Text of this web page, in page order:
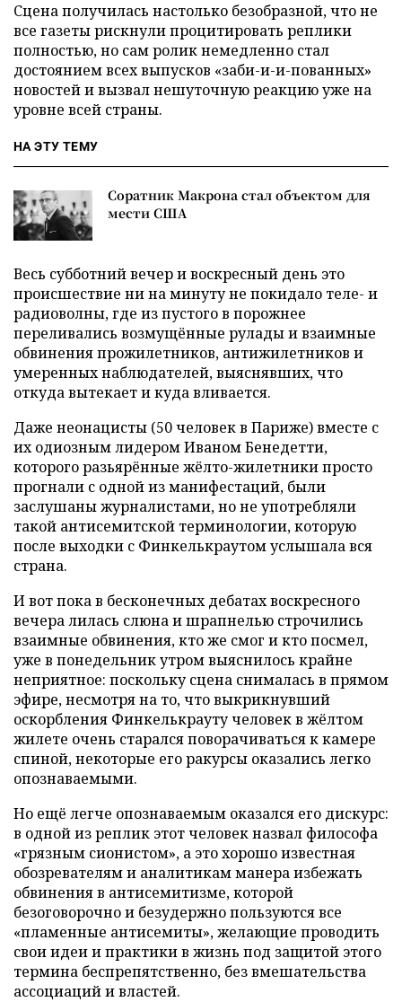
Сцена получилась настолько безобразной, что не
все газеты рискнули процитировать реплики
полностью, но сам ролик немедленно стал
достоянием всех выпусков «заби-и-и-пованных»
новостей и вызвал нешуточную реакцию уже на
уровне всей страны.
НА ЭТУ ТЕМУ
Соратник Макрона стал объектом для
мести США
Весь субботний вечер и воскресный день это
происшествие ни на минуту не покидало теле- и
радиоволны, где из пустого в порожнее
переливались возмущённые рулады и взаимные
обвинения прожилетников, антижилетников и
умеренных наблюдателей, выяснявших, что
откуда вытекает и куда вливается.
Даже неонацисты (50 человек в Париже) вместе с
их одиозным лидером Иваном Бенедетти,
которого разьярённые жёлто-жилетники просто
прогнали с одной из манифестаций, были
заслушаны журналистами, но не употребляли
такой антисемитской терминологии, которую
после выходки с Финкелькраутом услышала вся
страна.
И вот пока в бесконечных дебатах воскресного
вечера лилась слюна и шрапнелью строчились
взаимные обвинения, кто же cмог и кто посмел,
уже в понедельник утром выяснилось крайне
неприятное: поскольку сцена снималась в прямом
эфире, несмотря на то, что выкрикнувший
оскорбления Финкелькрауту человек в жёлтом
жилете очень старался поворачиваться к камере
спиной, некоторые его ракурсы оказались легко
опознаваемыми.
Но ещё легче опoзнаваемым оказался его дискурс:
в одной из реплик этот человек назвал философа
«грязным сионистом», a это хорошо известная
обозревателям и аналитикам манера избежать
обвинения в антисемитизме, которой
безоговорочно и безудержно пользуются все
«пламенные антисемиты», желающие проводить
свои идеи и практики в жизнь под защитой этого
термина беспрепятственно, без вмешательства
ассоциаций и властей.